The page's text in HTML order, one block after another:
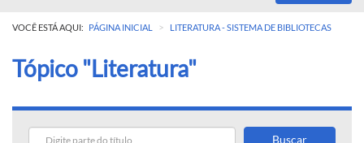
VOCÊ ESTÁ AQUI: PÁGINA INICIAL > LITERATURA - SISTEMA DE BIBLIOTECAS
Tópico "Literatura"
Buscar